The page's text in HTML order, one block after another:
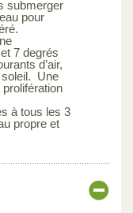
submerger
pour
7 degrés
d’air,
soleil. Une
à tous les 3
propre et